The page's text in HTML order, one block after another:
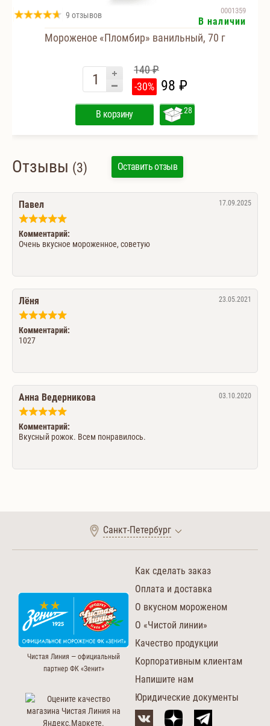
9 отзывов 0001359
В наличии
Мороженое «Пломбир» ванильный, 70 г
140 ₽
-30% 98 ₽
В корзину 28
Отзывы (3) Оставить отзыв
17.09.2025
Павел
Комментарий:
Очень вкусное мороженное, советую
23.05.2021
Лёня
Комментарий:
1027
03.10.2020
Анна Ведерникова
Комментарий:
Вкусный рожок. Всем понравилось.
Санкт-Петербург
Чистая Линия — официальный
партнер ФК «Зенит»
Как сделать заказ
Оплата и доставка
О вкусном мороженом
О «Чистой линии»
Качество продукции
Корпоративным клиентам
Напишите нам
Юридические документы